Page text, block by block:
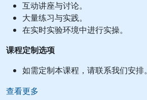
互动讲座与讨论。
大量练习与实践。
在实时实验环境中进行实操。
课程定制选项
如需定制本课程，请联系我们安排。
查看更多